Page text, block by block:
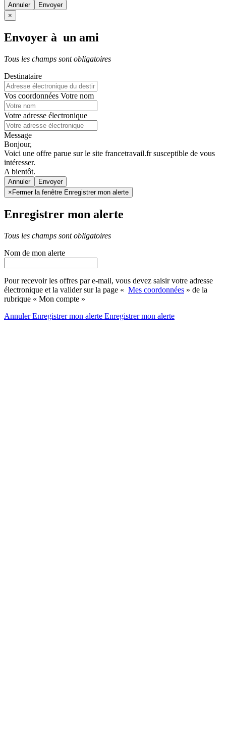
Annuler
×
Envoyer à un ami
Tous les champs sont obligatoires
Destinataire
Vos coordonnées Votre nom
Votre adresse électronique
Message
Bonjour,
Voici une offre parue sur le site francetravail.fr susceptible de vous
intéresser.
A bientôt.
Annuler
× Fermer la fenêtre Enregistrer mon alerte
Enregistrer mon alerte
Tous les champs sont obligatoires
Nom de mon alerte
Pour recevoir les offres par e-mail, vous devez saisir votre adresse
électronique et la valider sur la page « Mes coordonnées » de la
rubrique « Mon compte »
AnnulerEnregistrer mon alerte Enregistrermon alerte